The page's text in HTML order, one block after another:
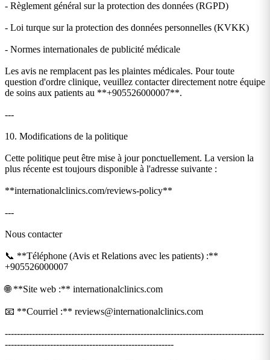
- Règlement général sur la protection des données (RGPD)
- Loi turque sur la protection des données personnelles (KVKK)
- Normes internationales de publicité médicale
Les avis ne remplacent pas les plaintes médicales. Pour toute
question d'ordre clinique, veuillez contacter directement notre équipe
de soins aux patients au **+905526000007**.
---
10. Modifications de la politique
Cette politique peut être mise à jour ponctuellement. La version la
plus récente est toujours disponible à l'adresse suivante :
**internationalclinics.com/reviews-policy**
---
Nous contacter
📞 **Téléphone (Avis et Relations avec les patients) :**
+905526000007
🌐 **Site web :** internationalclinics.com
📧 **Courriel :** reviews@internationalclinics.com
--------------------------------------------------------------------------------------
--------------------------------------------------------